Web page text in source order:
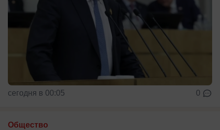
сегодня в 00:05 0
Общество